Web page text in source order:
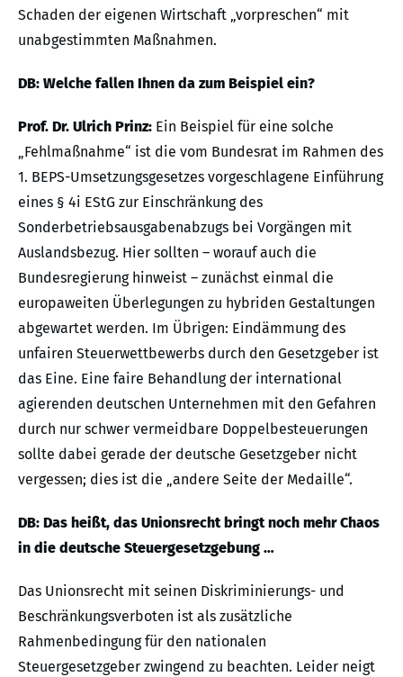
Schaden der eigenen Wirtschaft „vorpreschen“ mit
unabgestimmten Maßnahmen.
DB: Welche fallen Ihnen da zum Beispiel ein?
Prof. Dr. Ulrich Prinz: Ein Beispiel für eine solche
„Fehlmaßnahme“ ist die vom Bundesrat im Rahmen des
1. BEPS-Umsetzungsgesetzes vorgeschlagene Einführung
eines § 4i EStG zur Einschränkung des
Sonderbetriebsausgabenabzugs bei Vorgängen mit
Auslandsbezug. Hier sollten – worauf auch die
Bundesregierung hinweist – zunächst einmal die
europaweiten Überlegungen zu hybriden Gestaltungen
abgewartet werden. Im Übrigen: Eindämmung des
unfairen Steuerwettbewerbs durch den Gesetzgeber ist
das Eine. Eine faire Behandlung der international
agierenden deutschen Unternehmen mit den Gefahren
durch nur schwer vermeidbare Doppelbesteuerungen
sollte dabei gerade der deutsche Gesetzgeber nicht
vergessen; dies ist die „andere Seite der Medaille“.
DB: Das heißt, das Unionsrecht bringt noch mehr Chaos
in die deutsche Steuergesetzgebung …
Das Unionsrecht mit seinen Diskriminierungs- und
Beschränkungsverboten ist als zusätzliche
Rahmenbedingung für den nationalen
Steuergesetzgeber zwingend zu beachten. Leider neigt